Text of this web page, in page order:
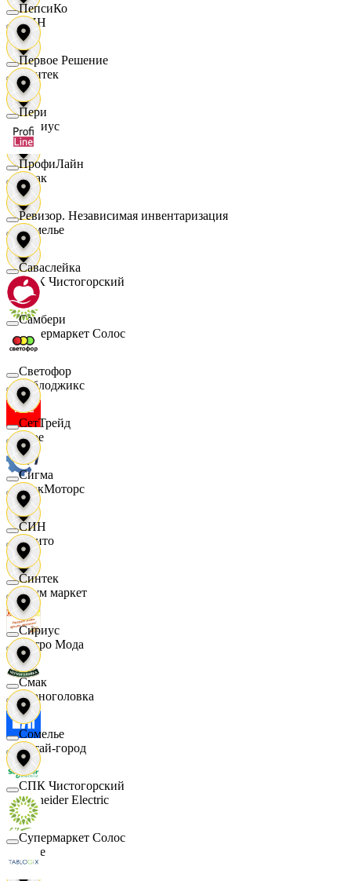
СИН
Синтек
Сириус
Смак
Сомелье
СПК Чистогорский
Супермаркет Солос
Таблоджикс
Твое
ТракМоторс
Фрито
Хоум маркет
Цетро Мода
Черноголовка
Читай-город
Schneider Electric
Ярче
ПепсиКо
Первое Решение
Пери
ПрофиЛайн
Ревизор. Независимая инвентаризация
Саваслейка
Самбери
Светофор
СетТрейд
Сигма
СИН
Синтек
Сириус
Смак
Сомелье
СПК Чистогорский
Супермаркет Солос